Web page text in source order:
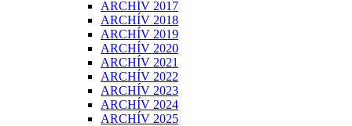
ARCHÍV 2017
ARCHÍV 2018
ARCHÍV 2019
ARCHÍV 2020
ARCHÍV 2021
ARCHÍV 2022
ARCHÍV 2023
ARCHÍV 2024
ARCHÍV 2025